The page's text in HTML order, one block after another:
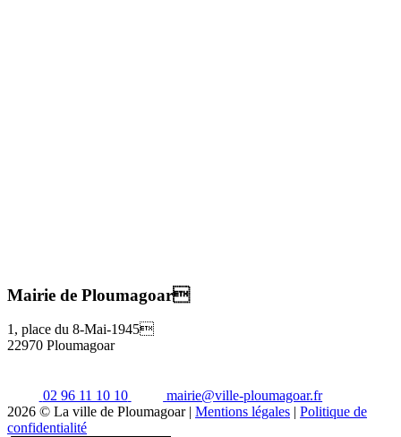
Mairie de Ploumagoar
1, place du 8-Mai-1945
22970 Ploumagoar
02 96 11 10 10
mairie@ville-ploumagoar.fr
2026 © La ville de Ploumagoar | Mentions légales | Politique de
confidentialité